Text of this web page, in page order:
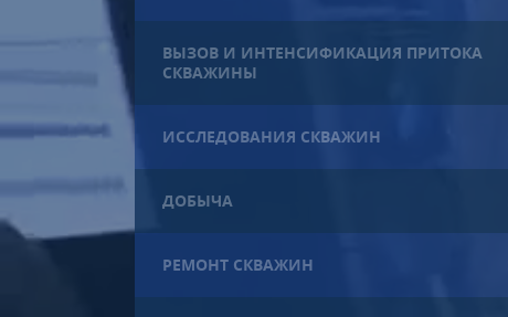
ВЫЗОВ И ИНТЕНСИФИКАЦИЯ ПРИТОКА
СКВАЖИНЫ
ИССЛЕДОВАНИЯ СКВАЖИН
ДОБЫЧА
РЕМОНТ СКВАЖИН